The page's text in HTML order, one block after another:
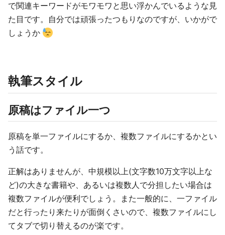
で関連キーワードがモワモワと思い浮かんでいるような見
た目です。自分では頑張ったつもりなのですが、いかがで
しょうか
執筆スタイル
原稿はファイル一つ
原稿を単一ファイルにするか、複数ファイルにするかとい
う話です。
正解はありませんが、中規模以上(文字数10万文字以上な
ど)の大きな書籍や、あるいは複数人で分担したい場合は
複数ファイルが便利でしょう。また一般的に、一ファイル
だと行ったり来たりが面倒くさいので、複数ファイルにし
てタブで切り替えるのが楽です。